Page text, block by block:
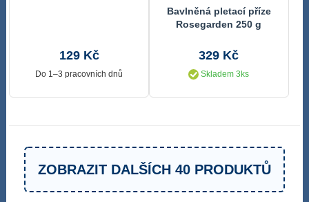
129 Kč
Do 1–3 pracovních dnů
Bavlněná pletací příze
Rosegarden 250 g
329 Kč
Skladem 3ks
ZOBRAZIT DALŠÍCH 40 PRODUKTŮ